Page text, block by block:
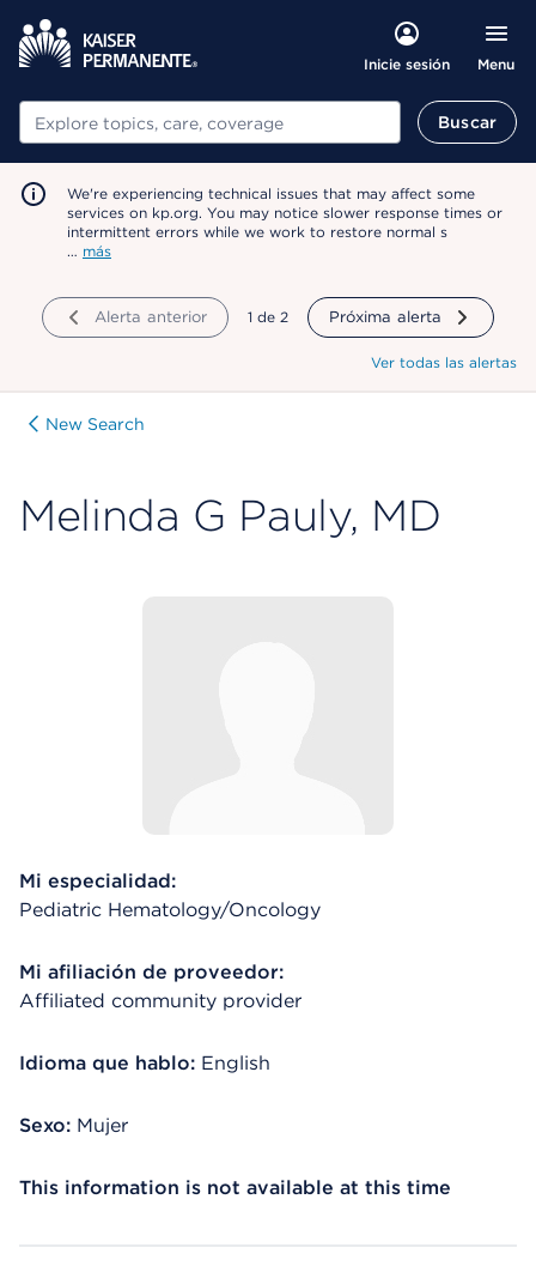
Inicie sesión Menu
Buscar Buscar
We're experiencing technical issues that may affect some
services on kp.org. You may notice slower response times or
intermittent errors while we work to restore normal s
… más
Alerta anterior mostrando
1 de 2 Próxima alerta
Ver todas las alertas
New Search
Melinda G Pauly, MD
Mi especialidad:
Pediatric Hematology/Oncology
Mi afiliación de proveedor:
Affiliated community provider
Idioma que hablo: English
Sexo: Mujer
This information is not available at this time